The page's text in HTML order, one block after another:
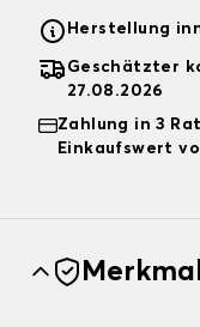
Herstellung
Geschätzter
27.08.2026
Zahlung in 3
Einkaufswert